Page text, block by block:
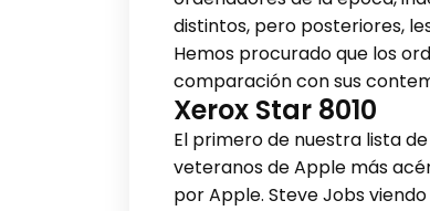
distintos, pero posteriores,
Hemos procurado que los
comparación con sus
Xerox Star 8010
El primero de nuestra lista
veteranos de Apple más
por Apple. Steve Jobs